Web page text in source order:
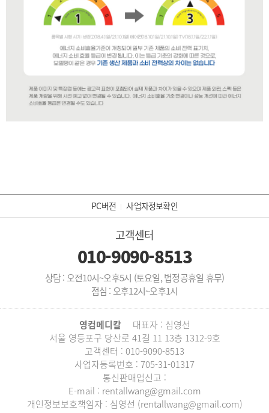
PC버전 사업자정보확인
고객센터
010-9090-8513
상담 : 오전10시~오후5시 (토요일, 법정공휴일 휴무)
점심 : 오후12시~오후1시
영컴메디칼
대표자 : 심영선
서울 영등포구 당산로 41길 11 13층 1312-9호
고객센터 : 010-9090-8513
사업자등록번호 : 705-31-01317
통신판매업신고 :
E-mail : rentallwang@gmail.com
개인정보보호책임자 : 심영선 (rentallwang@gmail.com)